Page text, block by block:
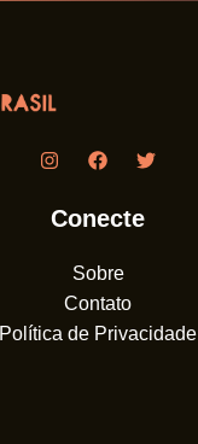
Conecte
Sobre
Contato
Política de Privacidade